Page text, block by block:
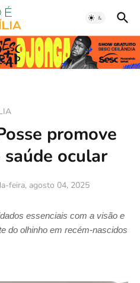
promove
ocular
feira, agosto 04, 2025
essenciais com a visão e
do olhinho em recém-nascidos